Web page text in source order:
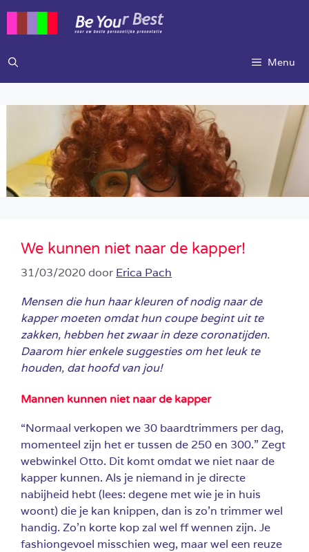
inhoud
Menu
We kunnen niet naar de kapper!
31/03/2020door Erica Pach
Mensen die hun haar kleuren of nodig naar de
kapper moeten omdat hun coupe begint uit te
zakken, hebben het zwaar in deze coronatijden.
Daarom hier enkele suggesties om het leuk te
houden, dat hoofd van jou!
Mannen kunnen niet naar de kapper
“Normaal verkopen we 30 baardtrimmers per dag,
momenteel zijn het er tussen de 250 en 300.” Zegt
webwinkel Otto. Dit komt omdat we niet naar de
kapper kunnen. Als je niemand in je directe
nabijheid hebt (lees: degene met wie je in huis
woont) die je kan knippen, dan is zo’n trimmer wel
handig. Zo’n korte kop zal wel ff wennen zijn. Je
fashiongevoel misschien weg, maar wel een reuze